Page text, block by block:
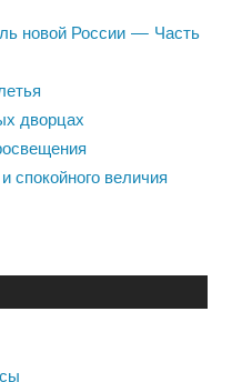
новой России — Часть
дворцах
спокойного величия